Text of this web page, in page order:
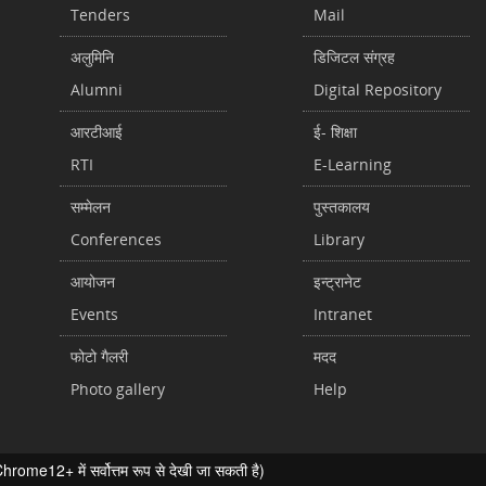
Tenders
अलुमिनि
Alumni
आरटीआई
RTI
सम्मेलन
Conferences
आयोजन
Events
फोटो गैलरी
Photo gallery
Mail
डिजिटल संग्रह
Digital Repository
ई- शिक्षा
E-Learning
पुस्तकालय
Library
इन्ट्रानेट
Intranet
मदद
Help
में सर्वोत्तम रूप से देखी जा सकती है)